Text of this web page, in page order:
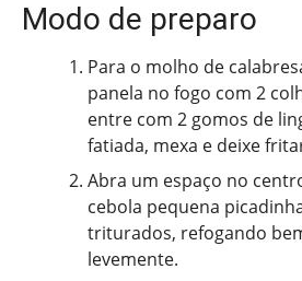
Modo de preparo
Para o molho de
panela no fogo com 2
entre com 2 gomos de
fatiada, mexa e deixe
Abra um espaço no
cebola pequena
triturados, refogando
levemente.